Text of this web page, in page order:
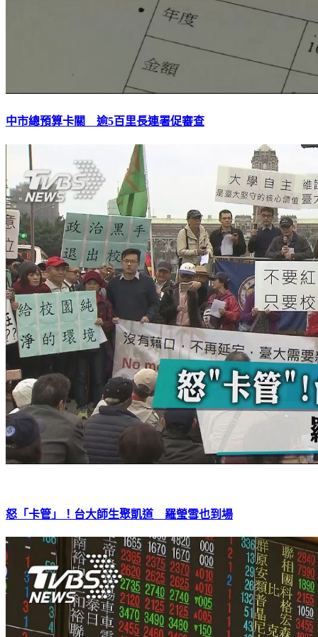
中市總預算卡關 逾5百里長連署促審查
怒「卡管」！台大師生聚凱道 羅瑩雪也到場